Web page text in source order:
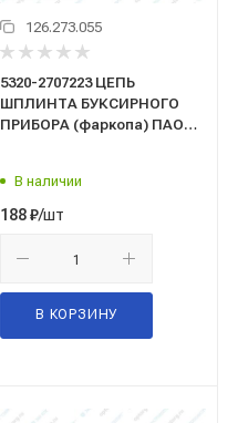
126.273.055
5320-2707223 ЦЕПЬ
ШПЛИНТА БУКСИРНОГО
ПРИБОРА (фаркопа) ПАО
В наличии
188₽/шт
В КОРЗИНУ